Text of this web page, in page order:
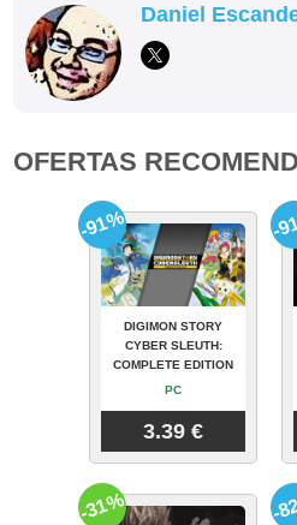
Daniel
OFERTAS
DIGIMON STORY
CYBER SLEUTH:
COMPLETE EDITION
PC
3.39 €
-91% -
-31% -